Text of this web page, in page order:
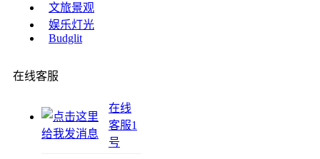
文旅景观
娱乐灯光
Budglit
在线客服
在线
客服1
号